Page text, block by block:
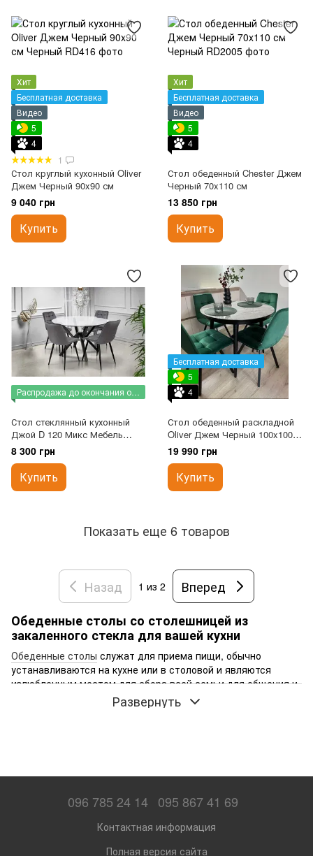
Хит
Бесплатная доставка
Видео
5
4
1
Стол круглый кухонный Oliver
Джем Черный 90x90 см
9 040 грн
Купить
Хит
Бесплатная доставка
Видео
5
4
Стол обеденный Chester Джем
Черный 70x110 см
13 850 грн
Купить
Распродажа до окончания остатков
Стол стеклянный кухонный
Джой D 120 Микс Мебель
Черный
8 300 грн
Купить
Бесплатная доставка
5
4
Стол обеденный раскладной
Oliver Джем Черный 100x100
см
19 990 грн
Купить
Показать еще 6 товаров
Назад 1 из 2
Вперед
Обеденные столы со столешницей из
закаленного стекла для вашей кухни
Обеденные столы служат для приема пищи, обычно
устанавливаются на кухне или в столовой и являются
излюбленным местом для сбора всей семьи для общения и
обсуждения различных новостей.В Украине обеденные
столы со столешницей из закаленного стекла
Особенности и преимущества столешниц из
специальной технологии, обладающий рядом уникальных
Развернуть
096 785 24 14 095 867 41 69
Контактная информация
Полная версия сайта